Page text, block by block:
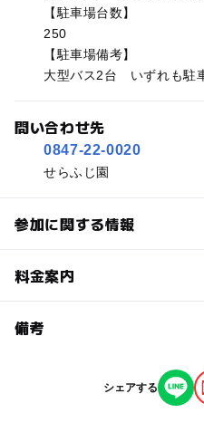
【駐車場台数】
250
【駐車場備考】
大型バス2台 いずれも駐
問い合わせ先
0847-22-0020
せらふじ園
参加に関する情報
予約/応募
料金案内
料金について
歳以下・ペット無料 ※入
備考
※掲載の情報は天候や主
ることがあります。
シェアする